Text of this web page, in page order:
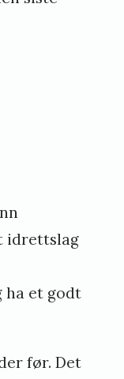
idrettslag
ha et godt
før. Det